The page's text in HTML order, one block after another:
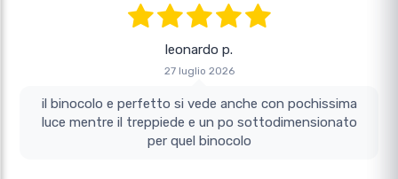
leonardo p.
27 luglio 2026
il binocolo e perfetto si vede anche con pochissima
luce mentre il treppiede e un po sottodimensionato
per quel binocolo